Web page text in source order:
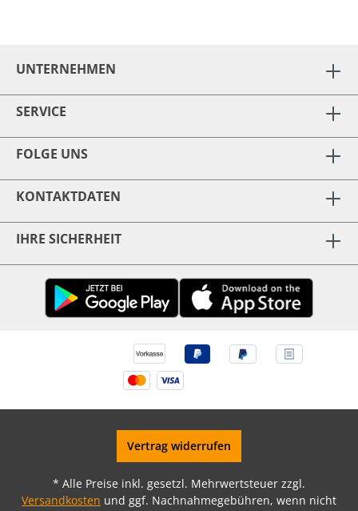
UNTERNEHMEN
SERVICE
FOLGE UNS
KONTAKTDATEN
IHRE SICHERHEIT
Vertrag widerrufen
* Alle Preise inkl. gesetzl. Mehrwertsteuer zzgl.
Versandkosten und ggf. Nachnahmegebühren, wenn nicht